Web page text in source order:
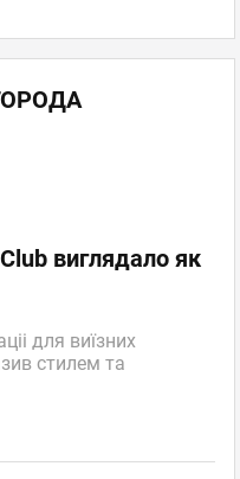
виглядало як
для виїзних
стилем та